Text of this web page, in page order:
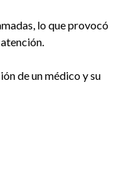
lo que provocó
de un médico y su